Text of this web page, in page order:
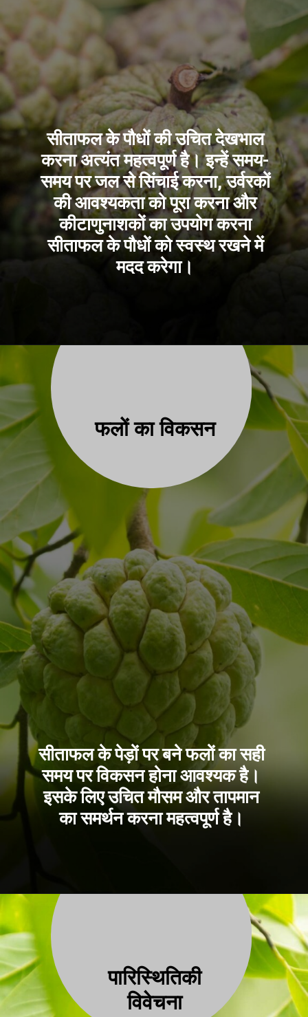
सीताफल के पौधों की उचित देखभाल
करना अत्यंत महत्वपूर्ण है। इन्हें समय-
समय पर जल से सिंचाई करना, उर्वरकों
की आवश्यकता को पूरा करना और
कीटाणुनाशकों का उपयोग करना
सीताफल के पौधों को स्वस्थ रखने में
मदद करेगा।
फलों का विकसन
सीताफल के पेड़ों पर बने फलों का सही
समय पर विकसन होना आवश्यक है।
इसके लिए उचित मौसम और तापमान
का समर्थन करना महत्वपूर्ण है।
पारिस्थितिकी
विवेचना